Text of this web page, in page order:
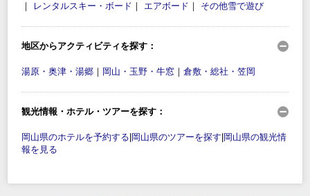
｜
レンタルスキー・ボード ｜ エアボード ｜ その他雪で遊び
地区からアクティビティを探す：
湯原・奥津・湯郷 ｜ 岡山・玉野・牛窓 ｜ 倉敷・総社・笠岡
観光情報・ホテル・ツアーを探す：
岡山県のホテルを予約する 岡山県のツアーを探す 岡山県の観光情
報を見る